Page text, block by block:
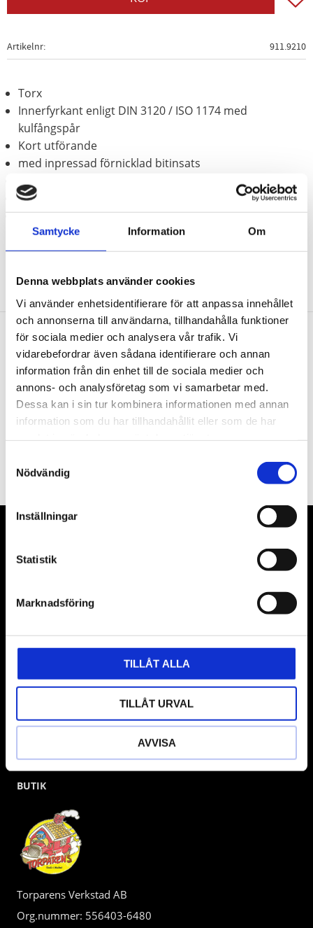
Samtycke Information Om
Denna webbplats använder cookies
Vi använder enhetsidentifierare för att anpassa innehållet
och annonserna till användarna, tillhandahålla funktioner
för sociala medier och analysera vår trafik. Vi
vidarebefordrar även sådana identifierare och annan
information från din enhet till de sociala medier och
annons- och analysföretag som vi samarbetar med.
Dessa kan i sin tur kombinera informationen med annan
information som du har tillhandahållit eller som de har
Nödvändig
Inställningar
Statistik
Marknadsföring
TILLÅT ALLA
TILLÅT URVAL
AVVISA
Artikelnr 911.9210
Torx
Innerfyrkant enligt DIN 3120 / ISO 1174 med
kulfångspår
Kort utförande
med inpressad förnicklad bitinsats
för manuell hantering
Matt satinerat
Krom vanadium
Nyhetsbrev
PRENUMERERA
integritetspolicy.
Våra främsta leverantörer är KS Tools verktyg, ATH billyftar
& däckmaskiner och Master luftmaskiner. Kontakta oss
gärna om vad som helst då vi gör vårt yttersta för att hjälpa
BUTIK
Torparens Verkstad AB
Org.nummer: 556403-6480